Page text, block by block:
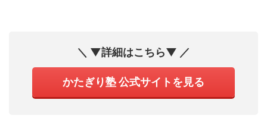
＼ ▼詳細はこちら▼ ／
かたぎり塾 公式サイトを見る